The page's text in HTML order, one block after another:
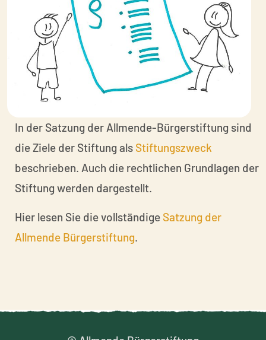
In der Satzung der Allmende-Bürgerstiftung sind
die Ziele der Stiftung als Stiftungszweck
beschrieben. Auch die rechtlichen Grundlagen der
Stiftung werden dargestellt.
Hier lesen Sie die vollständige Satzung der
Allmende Bürgerstiftung